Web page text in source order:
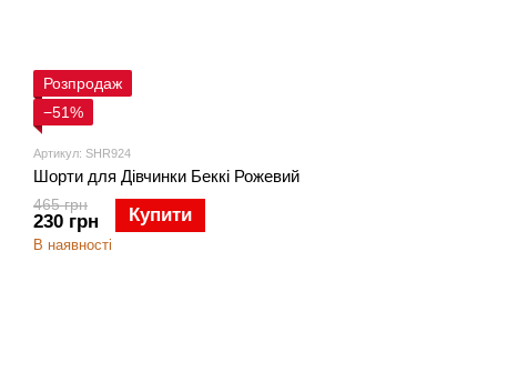
Розпродаж
−51%
Артикул: SHR924
Шорти для Дівчинки Беккі Рожевий
465 грн
230 грн Купити
В наявності